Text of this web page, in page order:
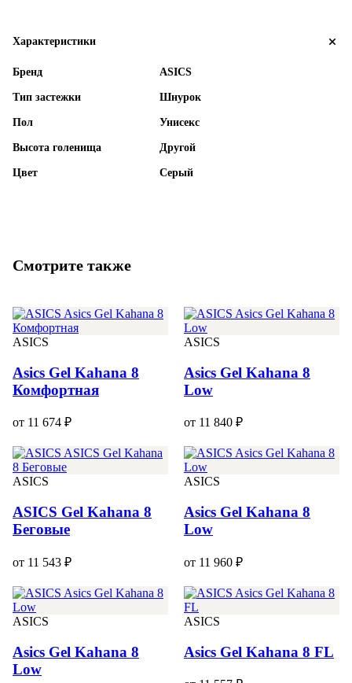
Характеристики
Бренд ASICS
Тип застежки Шнурок
Пол Унисекс
Высота голенища Другой
Цвет Серый
Смотрите также
ASICS
Asics Gel Kahana 8
Комфортная
от 11 674 ₽
ASICS
Asics Gel Kahana 8
Low
от 11 840 ₽
ASICS
ASICS Gel Kahana 8
Беговые
от 11 543 ₽
ASICS
Asics Gel Kahana 8
Low
от 11 960 ₽
ASICS
Asics Gel Kahana 8
Low
ASICS
Asics Gel Kahana 8 FL